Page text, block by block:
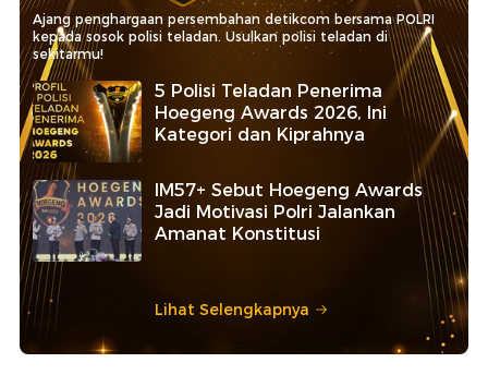
Ajang penghargaan persembahan detikcom bersama POLRI
kepada sosok polisi teladan. Usulkan polisi teladan di
sekitarmu!
5 Polisi Teladan Penerima
Hoegeng Awards 2026, Ini
Kategori dan Kiprahnya
IM57+ Sebut Hoegeng Awards
Jadi Motivasi Polri Jalankan
Amanat Konstitusi
Lihat Selengkapnya